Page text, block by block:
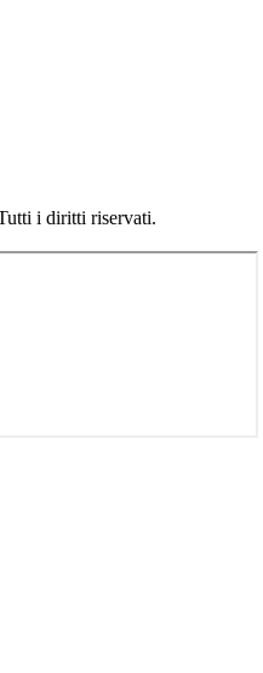
i diritti riservati.